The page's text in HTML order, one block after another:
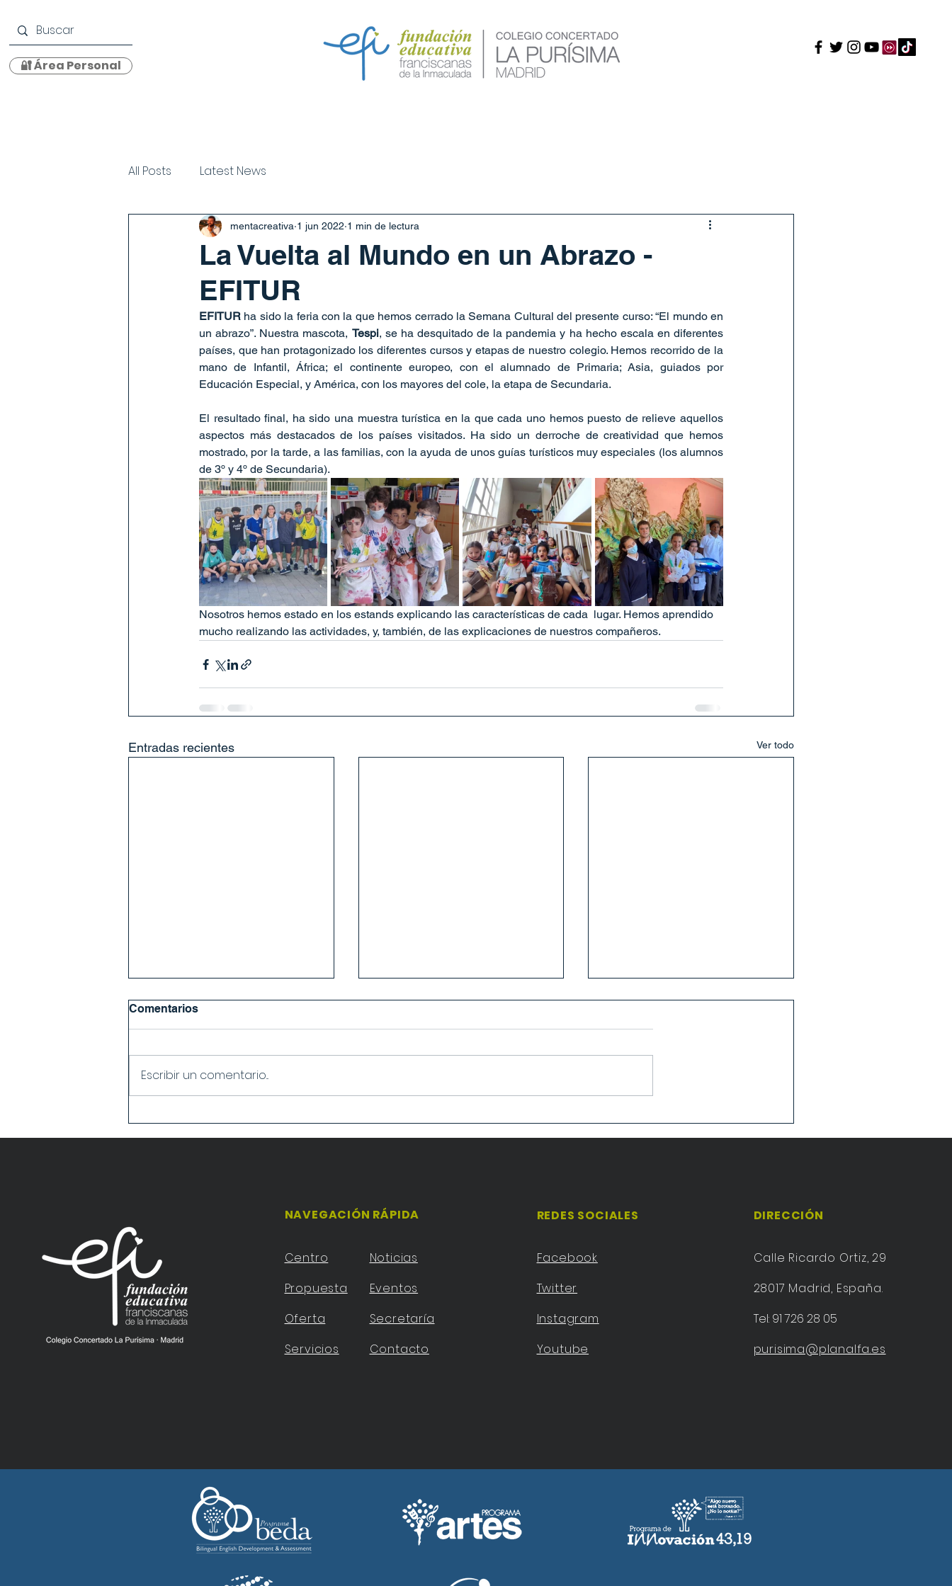
🔐 Área Personal
All Posts Latest News
La Vuelta al Mundo en un Abrazo -
EFITUR
mentacreativa 1 jun 2022 1 min de lectura
EFITUR ha sido la feria con la que hemos cerrado la Semana Cultural del presente curso: “El mundo en
un abrazo”. Nuestra mascota, Tespi, se ha desquitado de la pandemia y ha hecho escala en diferentes
países, que han protagonizado los diferentes cursos y etapas de nuestro colegio. Hemos recorrido de la
mano de Infantil, África; el continente europeo, con el alumnado de Primaria; Asia, guiados por
Educación Especial, y América, con los mayores del cole, la etapa de Secundaria.
El resultado final, ha sido una muestra turística en la que cada uno hemos puesto de relieve aquellos
aspectos más destacados de los países visitados. Ha sido un derroche de creatividad que hemos
mostrado, por la tarde, a las familias, con la ayuda de unos guías turísticos muy especiales (los alumnos
de 3º y 4º de Secundaria).
Nosotros hemos estado en los estands explicando las características de cada  lugar. Hemos aprendido
mucho realizando las actividades, y, también, de las explicaciones de nuestros compañeros.
Entradas recientes Ver todo
Comentarios
Escribir un comentario...
NAVEGACIÓN RÁPIDA
Centro
Propuesta
Oferta
Servicios
Noticias
Eventos
Secretaría
Contacto
REDES SOCIALES
Facebook
Twitter
Instagram
Youtube
DIRECCIÓN
Calle Ricardo Ortiz, 29
28017 Madrid, España.
Tel: 91 726 28 05
purisima@planalfa.es